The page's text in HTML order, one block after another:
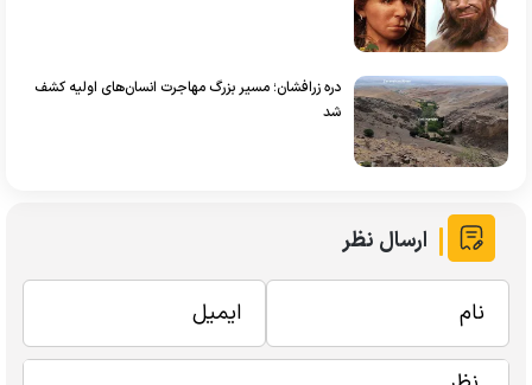
دره زرافشان؛ مسیر بزرگ مهاجرت انسان‌های اولیه کشف
شد
ارسال نظر